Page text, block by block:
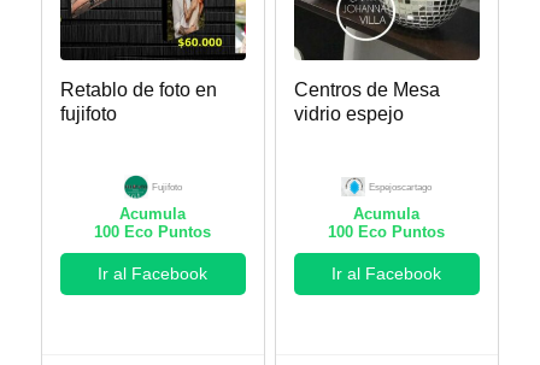
Retablo de foto en
fujifoto
Fujifoto
Acumula
100 Eco Puntos
Ir al Facebook
Centros de Mesa
vidrio espejo
Espejoscartago
Acumula
100 Eco Puntos
Ir al Facebook